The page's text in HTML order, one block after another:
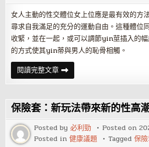
女人主動的性交體位女上位應是最有效的方
尋求自我滿足的充分的運動自由。這種體位
收緊，並在一起，或可以調節yin莖插入的
的方式使其yin蒂與男人的恥骨相觸。
閱讀完整文章超
級
實
的
做
愛
方
法
與
時
保險套：新玩法帶來新的性高
Posted by必利勁 Posted on
Posted in健康議題 Tagged保